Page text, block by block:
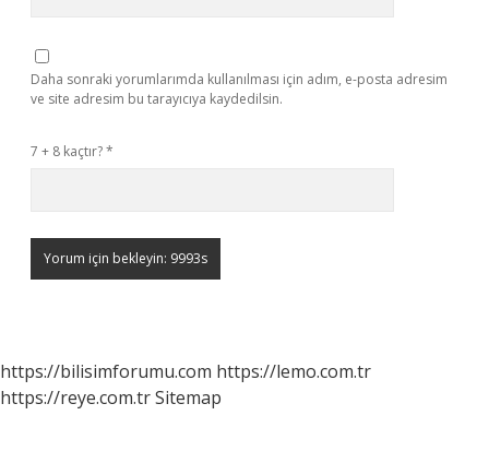
Daha sonraki yorumlarımda kullanılması için adım, e-posta adresim
ve site adresim bu tarayıcıya kaydedilsin.
7 + 8 kaçtır?*
https://bilisimforumu.com https://lemo.com.tr
https://reye.com.trSitemap